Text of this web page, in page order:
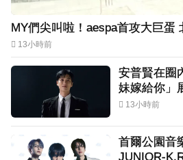
MY們尖叫啦！aespa首攻大巨蛋
13小時前
安普賢在圈
妹嫁給你」
13小時前
首爾公園音
JUNIOR-